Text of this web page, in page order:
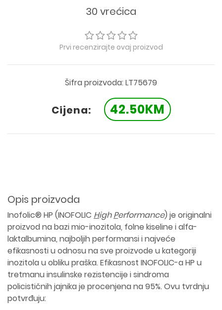
30 vrećica
Prvi recenzirajte ovaj proizvod
Šifra proizvoda: LT75679
Cijena: 42.50KM
Opis proizvoda
Inofolic® HP (INOFOLIC HighPerformance) je originalni
proizvod na bazi mio-inozitola, folne kiseline i alfa-
laktalbumina, najboljih performansi i najveće
efikasnosti u odnosu na sve proizvode u kategoriji
inozitola u obliku praška. Efikasnost INOFOLIC-a HP u
tretmanu insulinske rezistencije i sindroma
policističnih jajnika je procenjena na 95%. Ovu tvrdnju
potvrđuju: